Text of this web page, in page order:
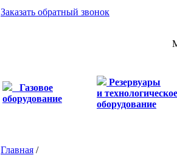
Заказать обратный звонок
Газовое
оборудование
Резервуары
и технологическое
оборудование
Главная /